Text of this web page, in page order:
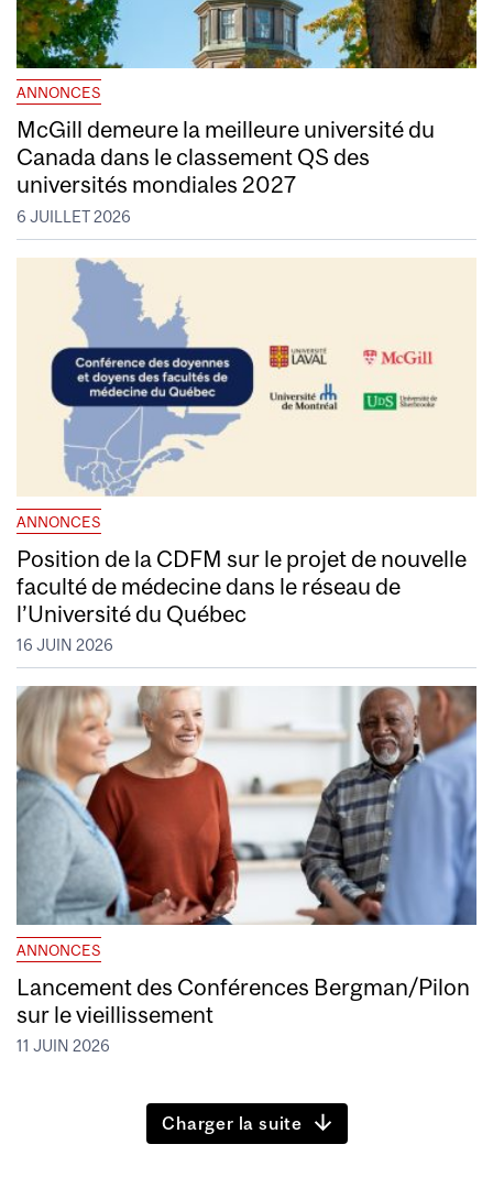
ANNONCES
McGill demeure la meilleure université du
Canada dans le classement QS des
universités mondiales 2027
6 JUILLET 2026
ANNONCES
Position de la CDFM sur le projet de nouvelle
faculté de médecine dans le réseau de
l’Université du Québec
16 JUIN 2026
ANNONCES
Lancement des Conférences Bergman/Pilon
sur le vieillissement
11 JUIN 2026
Charger la suite